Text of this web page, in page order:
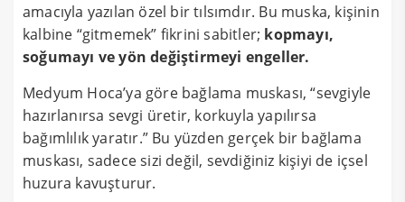
amacıyla yazılan özel bir tılsımdır. Bu muska, kişinin
kalbine “gitmemek” fikrini sabitler; kopmayı,
soğumayı ve yön değiştirmeyi engeller.
Medyum Hoca’ya göre bağlama muskası, “sevgiyle
hazırlanırsa sevgi üretir, korkuyla yapılırsa
bağımlılık yaratır.” Bu yüzden gerçek bir bağlama
muskası, sadece sizi değil, sevdiğiniz kişiyi de içsel
huzura kavuşturur.